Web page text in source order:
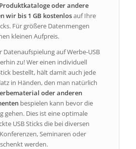
oder andere
wir bis 1 GB kostenlosauf Ihre
Für größere Datenmengen
kleinen Aufpreis.
Datenaufspielung auf Werbe-USB
zu! Wer einen individuell
bestellt, hält damit auch jede
in Händen, den man natürlich
oder anderen
bespielen kann bevor die
gehen. Dies ist eine optimale
USB Sticks die bei diversen
Seminaren oder
werden.